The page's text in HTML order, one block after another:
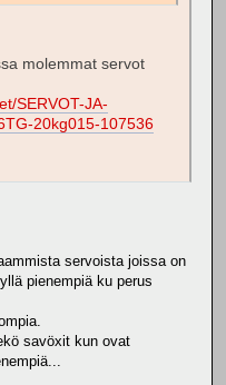
molemmat servot
SERVOT-JA-
20kg015-107536
servoista joissa on
pienempiä ku perus
savöxit kun ovat